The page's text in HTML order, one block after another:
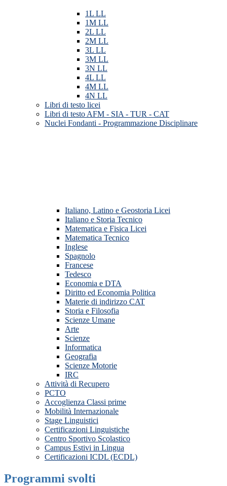
1L LL
1M LL
2L LL
2M LL
3L LL
3M LL
3N LL
4L LL
4M LL
4N LL
Libri di testo licei
Libri di testo AFM - SIA - TUR - CAT
Nuclei Fondanti - Programmazione Disciplinare
Italiano, Latino e Geostoria Licei
Italiano e Storia Tecnico
Matematica e Fisica Licei
Matematica Tecnico
Inglese
Spagnolo
Francese
Tedesco
Economia e DTA
Diritto ed Economia Politica
Materie di indirizzo CAT
Storia e Filosofia
Scienze Umane
Arte
Scienze
Informatica
Geografia
Scienze Motorie
IRC
Attività di Recupero
PCTO
Accoglienza Classi prime
Mobilità Internazionale
Stage Linguistici
Certificazioni Linguistiche
Centro Sportivo Scolastico
Campus Estivi in Lingua
Certificazioni ICDL (ECDL)
Programmi svolti